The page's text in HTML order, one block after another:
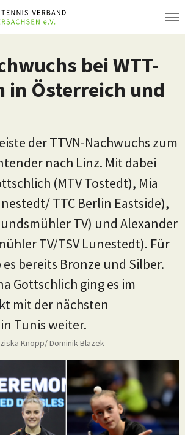
bei WTT-
in Österreich und
der TTVN-Nachwuchs zum
nach Linz. Mit dabei
(MTV Tostedt), Mia
TTC Berlin Eastside),
TV) und Alexander
TV/TSV Lunestedt). Für
es bereits Bronze und Silber.
Gottschlich ging es im
mit der nächsten
Tunis weiter.
Knopp/ Dominik Blazek